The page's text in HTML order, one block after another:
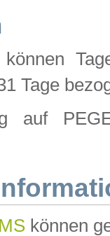
können
Tage
auf
können